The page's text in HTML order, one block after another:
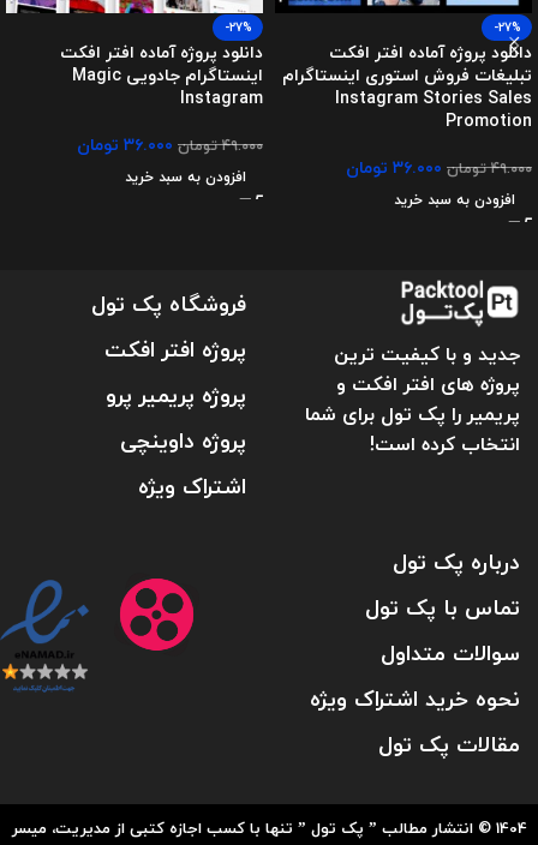
-27%
دانلود پروژه آماده افتر افکت
تبلیغات فروش استوری اینستاگرام
Instagram Stories Sales
Promotion
۴۹.۰۰۰تومان ۳۶.۰۰۰ تومان
افزودن به سبد خرید
-27%
دانلود پروژه آماده افتر افکت
اینستاگرام جادویی Magic
Instagram
۴۹.۰۰۰تومان ۳۶.۰۰۰ تومان
افزودن به سبد خرید
جدید و با کیفیت ترین
پروژه های افتر افکت و
پریمیر را پک تول برای شما
انتخاب کرده است!
فروشگاه پک تول
پروژه افتر افکت
پروژه پریمیر پرو
پروژه داوینچی
اشتراک ویژه
درباره پک تول
تماس با پک تول
سوالات متداول
نحوه خرید اشتراک ویژه
مقالات پک تول
1404 © انتشار مطالب ” پک تول ” تنها با کسب اجازه کتبی از مدیریت، میسر